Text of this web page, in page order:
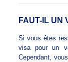
FAUT-IL UN
Si vous êtes
visa pour un
Cependant,